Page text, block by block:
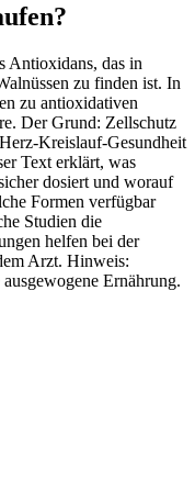
Antioxidans, das in
zu finden ist. In
zu antioxidativen
Der Grund: Zellschutz
Kreislauf-Gesundheit
Text erklärt, was
dosiert und worauf
Formen verfügbar
Studien die
helfen bei der
Arzt. Hinweis:
Ernährung.